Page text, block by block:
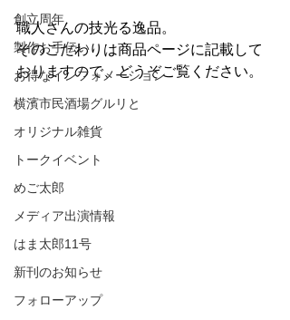
創立周年
製作お手伝い
お得なインフォメーション
横濱市民酒場グルリと
オリジナル雑貨
トークイベント
めご太郎
メディア出演情報
はま太郎11号
新刊のお知らせ
フォローアップ
職人さんの技光る逸品。
そのこだわりは商品ページに記載して
おりますので、どうぞご覧ください。